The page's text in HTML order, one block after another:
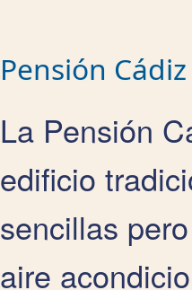
Pensión Cádiz
La Pensión
edificio
sencillas
aire